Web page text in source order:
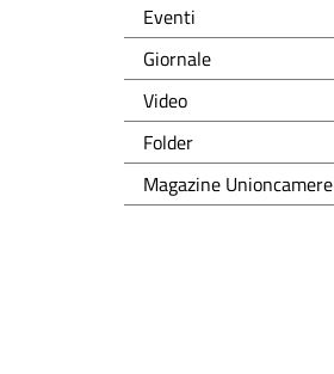
Eventi
Giornale
Video
Folder
Magazine Unioncamere